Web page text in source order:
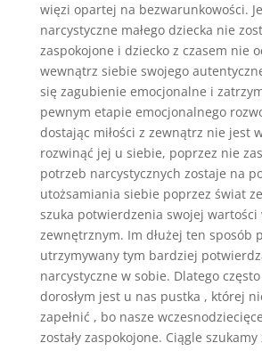
więzi opartej na bezwarunkowości.
narcystyczne małego dziecka nie
zaspokojone i dziecko z czasem nie
wewnątrz siebie swojego
się zagubienie emocjonalne i
pewnym etapie emocjonalnego
dostając miłości z zewnątrz nie jest
rozwinąć jej u siebie, poprzez nie
potrzeb narcystycznych zostaje na
utożsamiania siebie poprzez świat
szuka potwierdzenia swojej wartości
zewnętrznym. Im dłużej ten sposób
utrzymywany tym bardziej
narcystyczne w sobie. Dlatego
dorosłym jest u nas pustka , której
zapełnić , bo nasze
zostały zaspokojone. Ciągle